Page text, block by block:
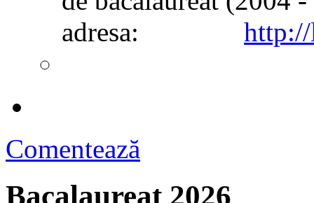
adresa:
http://
Comentează
Bacalaureat 2026